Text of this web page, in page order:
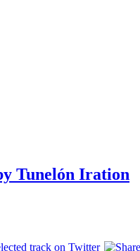
Tunelón Iration